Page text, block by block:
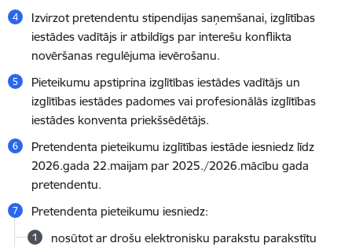
Izvirzot pretendentu stipendijas saņemšanai, izglītības
iestādes vadītājs ir atbildīgs par interešu konflikta
novēršanas regulējuma ievērošanu.
Pieteikumu apstiprina izglītības iestādes vadītājs un
izglītības iestādes padomes vai profesionālās izglītības
iestādes konventa priekšsēdētājs.
Pretendenta pieteikumu izglītības iestāde iesniedz līdz
2026.gada 22.maijam par 2025./2026.mācību gada
pretendentu.
Pretendenta pieteikumu iesniedz:
nosūtot ar drošu elektronisku parakstu parakstītu